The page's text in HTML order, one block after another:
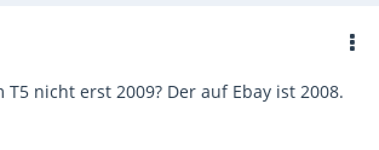
T5 nicht erst 2009? Der auf Ebay ist 2008.